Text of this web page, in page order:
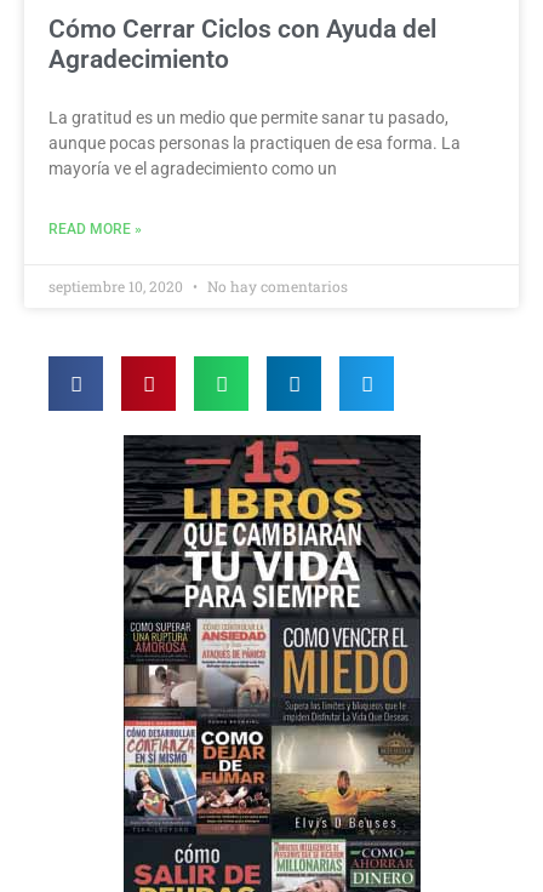
Cómo Cerrar Ciclos con Ayuda del
Agradecimiento
La gratitud es un medio que permite sanar tu pasado,
aunque pocas personas la practiquen de esa forma. La
mayoría ve el agradecimiento como un
READ MORE »
septiembre 10, 2020 No hay comentarios